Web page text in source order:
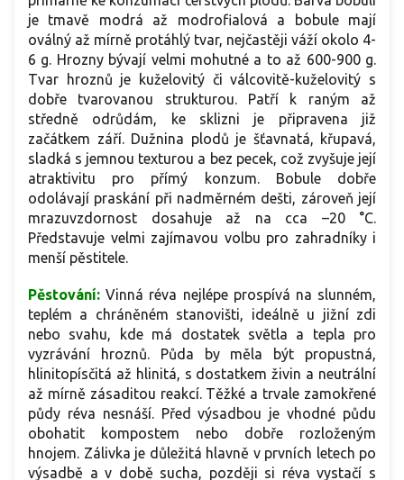
je tmavě modrá až modrofialová a bobule mají
oválný až mírně protáhlý tvar, nejčastěji váží okolo 4-
6 g. Hrozny bývají velmi mohutné a to až 600-900 g.
Tvar hroznů je kuželovitý či válcovitě-kuželovitý s
dobře tvarovanou strukturou. Patří k raným až
středně odrůdám, ke sklizni je připravena již
začátkem září. Dužnina plodů je šťavnatá, křupavá,
sladká s jemnou texturou a bez pecek, což zvyšuje její
atraktivitu pro přímý konzum. Bobule dobře
odolávají praskání při nadměrném dešti, zároveň její
mrazuvzdornost dosahuje až na cca –20 °C.
Představuje velmi zajímavou volbu pro zahradníky i
menší pěstitele.
Pěstování:Vinná réva nejlépe prospívá na slunném,
teplém a chráněném stanovišti, ideálně u jižní zdi
nebo svahu, kde má dostatek světla a tepla pro
vyzrávání hroznů. Půda by měla být propustná,
hlinitopísčitá až hlinitá, s dostatkem živin a neutrální
až mírně zásaditou reakcí. Těžké a trvale zamokřené
půdy réva nesnáší. Před výsadbou je vhodné půdu
obohatit kompostem nebo dobře rozloženým
hnojem. Zálivka je důležitá hlavně v prvních letech po
výsadbě a v době sucha, později si réva vystačí s